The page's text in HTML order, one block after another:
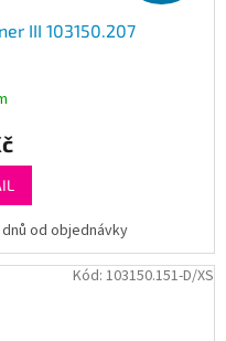
III 103150.207
od objednávky
Kód: 103150.151-D/XS